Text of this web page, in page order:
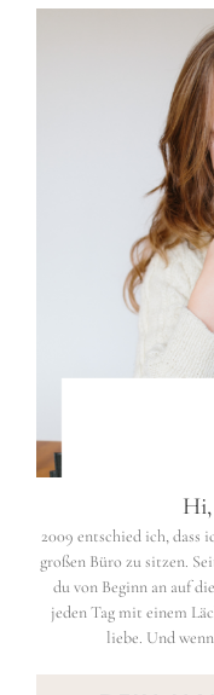
2009 entschied ich, dass
großen Büro zu sitzen.
du von Beginn an auf
jeden Tag mit einem
liebe. Und